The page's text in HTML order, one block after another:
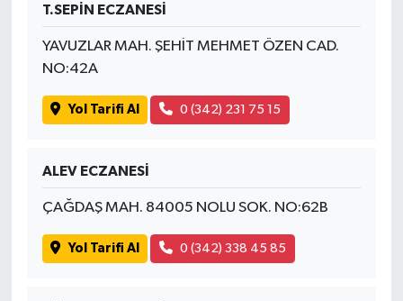
T.SEPİN ECZANESİ
YAVUZLAR MAH. ŞEHİT MEHMET ÖZEN CAD.
NO:42A
Yol Tarifi Al 0 (342) 231 75 15
ALEV ECZANESİ
ÇAĞDAŞ MAH. 84005 NOLU SOK. NO:62B
Yol Tarifi Al 0 (342) 338 45 85